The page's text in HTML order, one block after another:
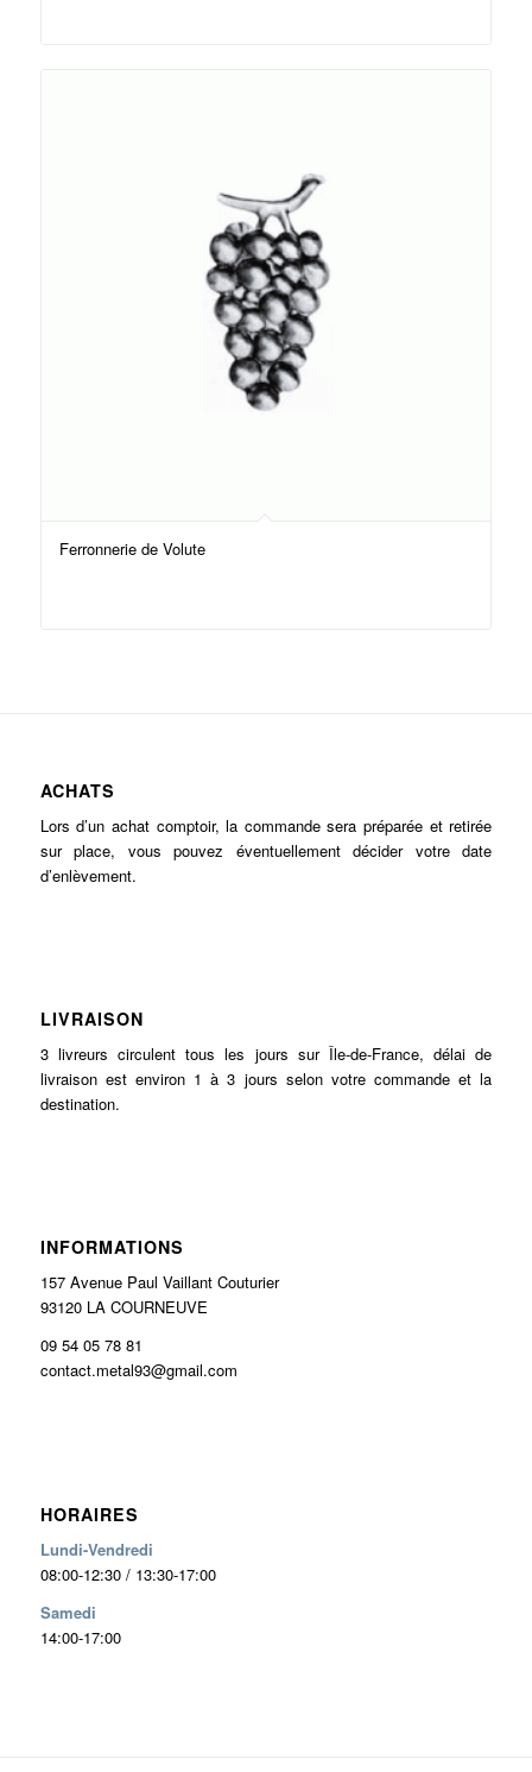
Ferronnerie de Volute
ACHATS
Lors d’un achat comptoir, la commande sera préparée et retirée
sur place, vous pouvez éventuellement décider votre date
d’enlèvement.
LIVRAISON
3 livreurs circulent tous les jours sur Île-de-France, délai de
livraison est environ 1 à 3 jours selon votre commande et la
destination.
INFORMATIONS
157 Avenue Paul Vaillant Couturier
93120 LA COURNEUVE
09 54 05 78 81
contact.metal93@gmail.com
HORAIRES
Lundi-Vendredi
08:00-12:30 / 13:30-17:00
Samedi
14:00-17:00